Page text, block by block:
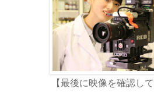
【最後に映像を確認し